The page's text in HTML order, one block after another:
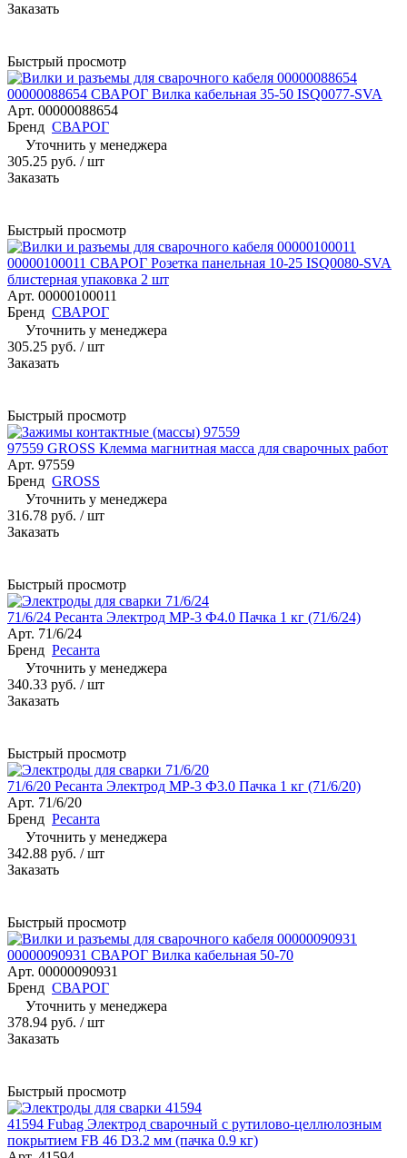
Заказать
Быстрый просмотр
00000088654 СВАРОГ Вилка кабельная 35-50 ISQ0077-SVA
Арт. 00000088654
Бренд СВАРОГ
Уточнить у менеджера
305.25 руб. / шт
Заказать
Быстрый просмотр
00000100011 СВАРОГ Розетка панельная 10-25 ISQ0080-SVA
блистерная упаковка 2 шт
Арт. 00000100011
Бренд СВАРОГ
Уточнить у менеджера
305.25 руб. / шт
Заказать
Быстрый просмотр
97559 GROSS Клемма магнитная масса для сварочных работ
Арт. 97559
Бренд GROSS
Уточнить у менеджера
316.78 руб. / шт
Заказать
Быстрый просмотр
71/6/24 Ресанта Электрод МР-3 Ф4.0 Пачка 1 кг (71/6/24)
Арт. 71/6/24
Бренд Ресанта
Уточнить у менеджера
340.33 руб. / шт
Заказать
Быстрый просмотр
71/6/20 Ресанта Электрод МР-3 Ф3.0 Пачка 1 кг (71/6/20)
Арт. 71/6/20
Бренд Ресанта
Уточнить у менеджера
342.88 руб. / шт
Заказать
Быстрый просмотр
00000090931 СВАРОГ Вилка кабельная 50-70
Арт. 00000090931
Бренд СВАРОГ
Уточнить у менеджера
378.94 руб. / шт
Заказать
Быстрый просмотр
41594 Fubag Электрод сварочный с рутилово-целлюлозным
покрытием FB 46 D3.2 мм (пачка 0.9 кг)